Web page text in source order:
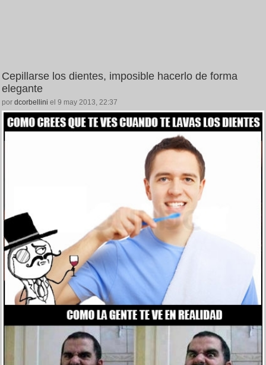
Cepillarse los dientes, imposible hacerlo de forma
elegante
por dcorbellini el 9 may 2013, 22:37